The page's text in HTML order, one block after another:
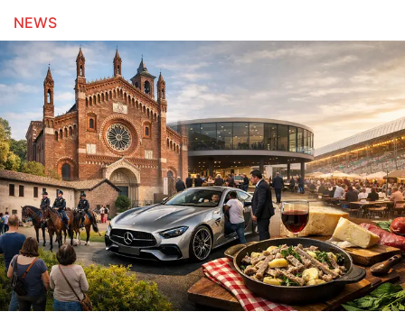
Motori
Volley
Hockey
Altri sport
Hockey
Pallanuoto
Pallamano
Altre
NEWS